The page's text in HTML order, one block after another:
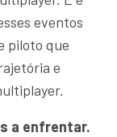
eventos
piloto que
e
a enfrentar.